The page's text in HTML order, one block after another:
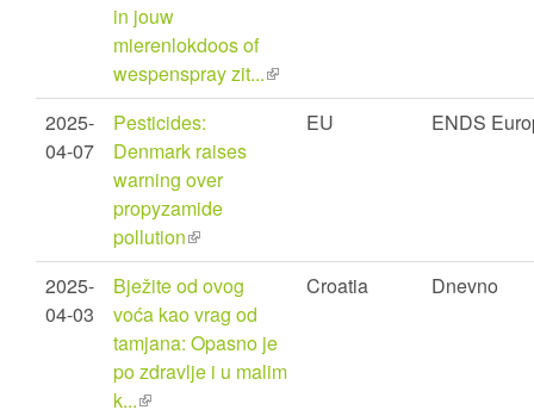
in jouw
mierenlokdoos of
wespenspray zit...(link
is
external)
2025-
04-07
Pesticides:
Denmark raises
warning over
propyzamide
pollution(link
is
external)
EU ENDS
2025-
04-03
Bježite od ovog
voća kao vrag od
tamjana: Opasno je
po zdravlje i u malim
k...(link
Croatia Dnevno